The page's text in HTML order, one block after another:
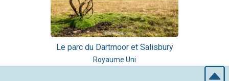
Le parc du Dartmoor et Salisbury
Royaume Uni